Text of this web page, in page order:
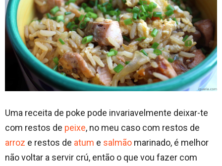
Uma receita de poke pode invariavelmente deixar-te
com restos de peixe, no meu caso com restos de
arroz e restos de atum e salmão marinado, é melhor
não voltar a servir crú, então o que vou fazer com